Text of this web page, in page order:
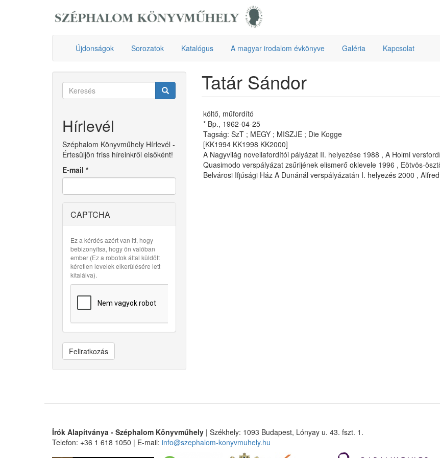
Újdonságok Sorozatok Katalógus A magyar irodalom évkönyve Galéria Kapcsolat
Keresés
Hírlevél
Széphalom Könyvműhely Hírlevél -
Értesüljön friss híreinkről elsőként!
E-mail *
CAPTCHA
Ez a kérdés azért van itt, hogy
bebizonyítsa, hogy ön valóban
ember (Ez a robotok által küldött
kéretlen levelek elkerülésére lett
kitalálva).
Feliratkozás
Tatár Sándor
költő, műfordító
* Bp., 1962-04-25
Tagság: SzT ; MEGY ; MISZJE ; Die Kogge
[KK1994 KK1998 KK2000]
A Nagyvilág novellafordítói pályázat II. helyezése 1988 , A Holmi
Quasimodo verspályázat zsűrijének elismerő oklevele 1996 , Eötvös-
Belvárosi Ifjúsági Ház A Dunánál verspályázatán I. helyezés 2000 ,
Írók Alapítványa - Széphalom Könyvműhely | Székhely: 1093 Budapest, Lónyay u. 43. fszt. 1.
Telefon: +36 1 618 1050 | E-mail: info@szephalom-konyvmuhely.hu